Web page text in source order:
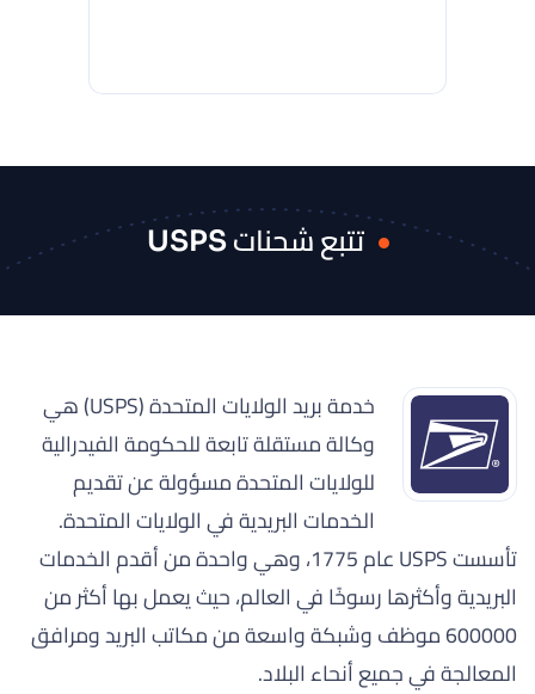
تتبع شحنات USPS
خدمة بريد الولايات المتحدة (USPS) هي
وكالة مستقلة تابعة للحكومة الفيدرالية
للولايات المتحدة مسؤولة عن تقديم
الخدمات البريدية في الولايات المتحدة.
تأسست USPS عام 1775، وهي واحدة من أقدم الخدمات
البريدية وأكثرها رسوخًا في العالم، حيث يعمل بها أكثر من
600000 موظف وشبكة واسعة من مكاتب البريد ومرافق
المعالجة في جميع أنحاء البلاد.